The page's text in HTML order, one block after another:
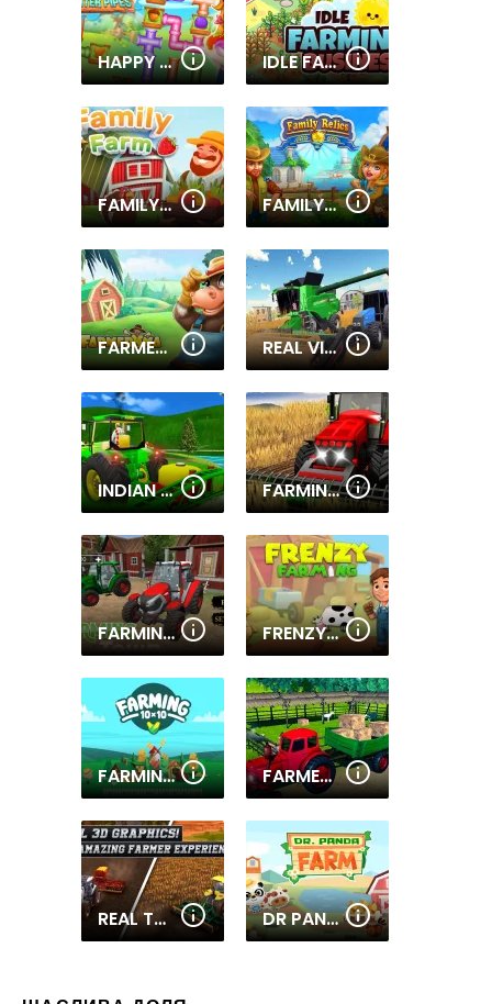
HAPPY FARM MAKE WATER PIPES IDLE FARMING BUSINESS
FAMILY FARM FAMILY RELICS
FARMERAMA REAL VILLAGE TRACTOR FARMING SIMULATOR 2020
INDIAN TRACTOR FARM SIMULATOR FARMING SIMULATOR GAME
FARMING TOWN FRENZY FARMING
FARMING 10X10 FARMER TRACTOR CARGO SIMULATION
REAL TRACTOR FARMING SIMULATOR : HEAVY DUTY TRACTOR DR PANDA FARM